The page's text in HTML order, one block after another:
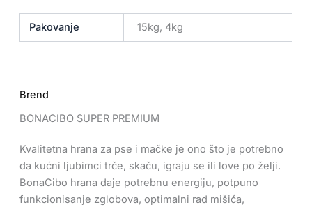
Pakovanje 15kg, 4kg
Brend
BONACIBO SUPER PREMIUM
Kvalitetna hrana za pse i mačke je ono što je potrebno
da kućni ljubimci trče, skaču, igraju se ili love po želji.
BonaCibo hrana daje potrebnu energiju, potpuno
funkcionisanje zglobova, optimalni rad mišića,